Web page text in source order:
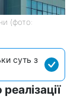
(фото:
суть з